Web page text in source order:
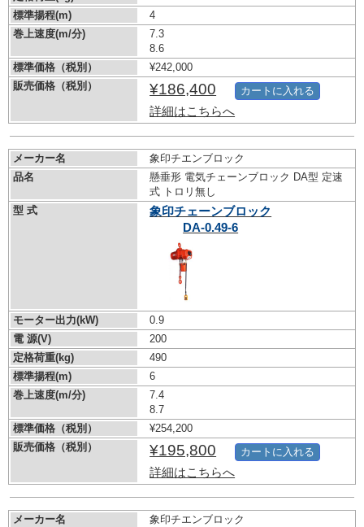
標準揚程(m)
4
巻上速度(m/分)
7.3
8.6
標準価格（税別）
¥242,000
販売価格（税別）
¥186,400
詳細はこちらへ
カートに入れる
メーカー名
象印チエンブロック
品名
懸垂形 電気チェーンブロック DA型 定速
式 トロリ無し
型 式
象印チェーンブロック
DA-0.49-6
モーター出力(kW)
0.9
電 源(V)
200
定格荷重(kg)
490
標準揚程(m)
6
巻上速度(m/分)
7.4
8.7
標準価格（税別）
¥254,200
販売価格（税別）
¥195,800
詳細はこちらへ
カートに入れる
メーカー名
象印チエンブロック